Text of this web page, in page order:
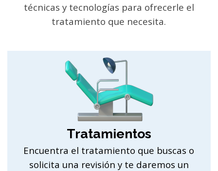
técnicas y tecnologías para ofrecerle el
tratamiento que necesita.
Tratamientos
Encuentra el tratamiento que buscas o
solicita una revisión y te daremos un